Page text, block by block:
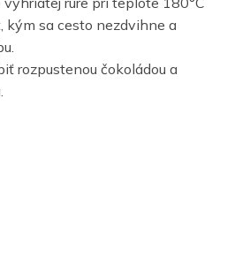
kým sa cesto nezdvihne a
rozpustenou čokoládou a